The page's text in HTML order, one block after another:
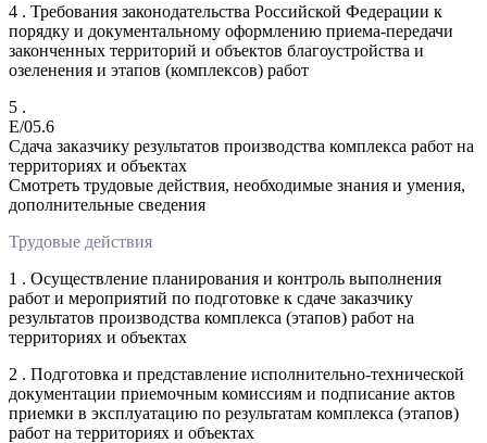
4 . Требования законодательства Российской Федерации к
порядку и документальному оформлению приема-передачи
законченных территорий и объектов благоустройства и
озеленения и этапов (комплексов) работ
5 .
E/05.6
Сдача заказчику результатов производства комплекса работ на
территориях и объектах
Смотреть трудовые действия, необходимые знания и умения,
дополнительные сведения
Трудовые действия
1 . Осуществление планирования и контроль выполнения
работ и мероприятий по подготовке к сдаче заказчику
результатов производства комплекса (этапов) работ на
территориях и объектах
2 . Подготовка и представление исполнительно-технической
документации приемочным комиссиям и подписание актов
приемки в эксплуатацию по результатам комплекса (этапов)
работ на территориях и объектах